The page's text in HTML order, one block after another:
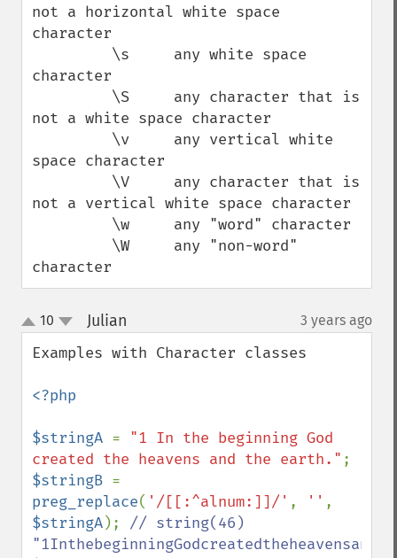
not a horizontal white space
character
character
not a white space character
space character
not a vertical white space character
character
up
down
10 Julian 3 years ago
Examples with Character classes
<?php
$stringA = "1 In the beginning God
created the heavens and the earth."
$stringB
preg_replace( '/[[:^alnum:]]/' , ''
$stringA); // string(46)